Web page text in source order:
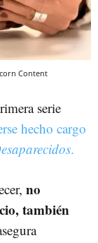
Content
serie
hecho cargo
.
no
también